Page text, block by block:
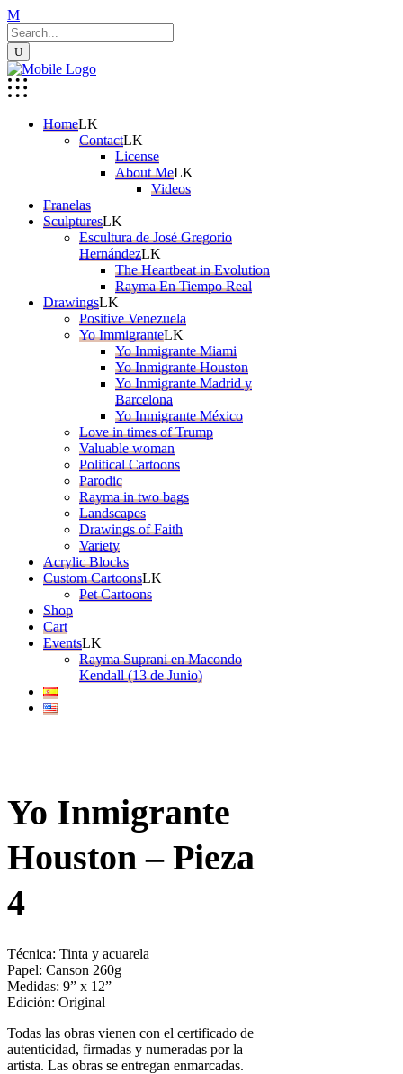
Home
Contact
License
About Me
Videos
Franelas
Sculptures
Escultura de José Gregorio
Hernández
The Heartbeat in Evolution
Rayma En Tiempo Real
Drawings
Positive Venezuela
Yo Immigrante
Yo Inmigrante Miami
Yo Inmigrante Houston
Yo Inmigrante Madrid y
Barcelona
Yo Inmigrante México
Love in times of Trump
Valuable woman
Political Cartoons
Parodic
Rayma in two bags
Landscapes
Drawings of Faith
Variety
Acrylic Blocks
Custom Cartoons
Pet Cartoons
Shop
Cart
Events
Rayma Suprani en Macondo
Kendall (13 de Junio)
Yo Inmigrante
Houston – Pieza
4
Técnica: Tinta y acuarela
Papel: Canson 260g
Medidas: 9” x 12”
Edición: Original
Todas las obras vienen con el certificado de
autenticidad, firmadas y numeradas por la
artista. Las obras se entregan enmarcadas.